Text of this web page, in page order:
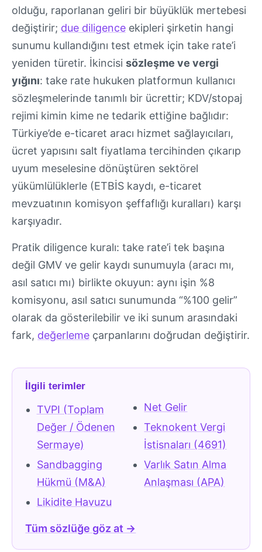
olduğu, raporlanan geliri bir büyüklük mertebesi
değiştirir; due diligence ekipleri şirketin hangi
sunumu kullandığını test etmek için take rate’i
yeniden türetir. İkincisi sözleşme ve vergi
yığını: take rate hukuken platformun kullanıcı
sözleşmelerinde tanımlı bir ücrettir; KDV/stopaj
rejimi kimin kime ne tedarik ettiğine bağlıdır:
Türkiye’de e-ticaret aracı hizmet sağlayıcıları,
ücret yapısını salt fiyatlama tercihinden çıkarıp
uyum meselesine dönüştüren sektörel
yükümlülüklerle (ETBİS kaydı, e-ticaret
mevzuatının komisyon şeffaflığı kuralları) karşı
karşıyadır.
Pratik diligence kuralı: take rate’i tek başına
değil GMV ve gelir kaydı sunumuyla (aracı mı,
asıl satıcı mı) birlikte okuyun: aynı işin %8
komisyonu, asıl satıcı sunumunda “%100 gelir”
olarak da gösterilebilir ve iki sunum arasındaki
fark, değerleme çarpanlarını doğrudan değiştirir.
İlgili terimler
TVPI (Toplam
Değer / Ödenen
Sermaye)
Sandbagging
Hükmü (M&A)
Likidite Havuzu
Net Gelir
Teknokent Vergi
İstisnaları (4691)
Varlık Satın Alma
Anlaşması (APA)
Tüm sözlüğe göz at →